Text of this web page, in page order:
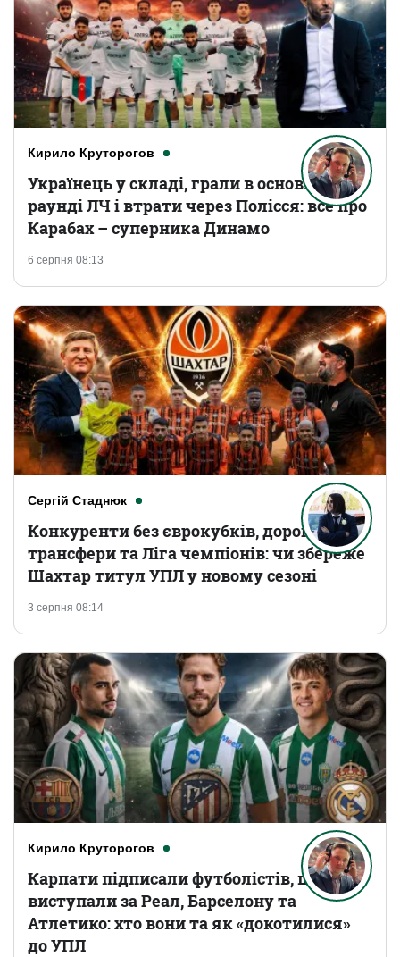
Кирило Круторогов
6 серпня 08:13
Українець у складі, грали в основному
раунді ЛЧ і втрати через Полісся: все про
Карабах – суперника Динамо
Сергій Стаднюк
3 серпня 08:14
Конкуренти без єврокубків, дорогі
трансфери та Ліга чемпіонів: чи збереже
Шахтар титул УПЛ у новому сезоні
Кирило Круторогов
Карпати підписали футболістів, що
виступали за Реал, Барселону та
Атлетико: хто вони та як «докотилися»
до УПЛ